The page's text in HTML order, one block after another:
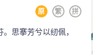
独自倚阑远眺，等待拼
繁
原
思搴芳兮以纫佩，